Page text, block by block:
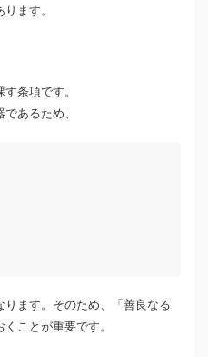
ます。
条項です。
あるため、
ます。そのため、「善良なる
ことが重要です。